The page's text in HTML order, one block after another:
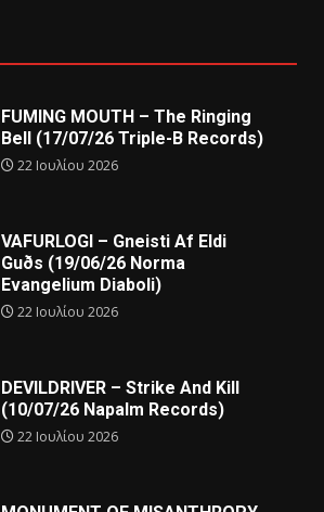
FUMING MOUTH – The Ringing
Bell (17/07/26 Triple-B Records)
22 Ιουλίου 2026
VAFURLOGI – Gneisti Af Eldi
Guðs (19/06/26 Norma
Evangelium Diaboli)
22 Ιουλίου 2026
DEVILDRIVER – Strike And Kill
(10/07/26 Napalm Records)
22 Ιουλίου 2026